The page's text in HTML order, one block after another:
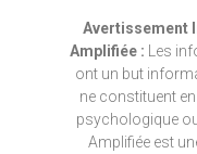
Avertissement
Amplifiée : Les
ont un but
ne constituent
psychologique
Amplifiée est